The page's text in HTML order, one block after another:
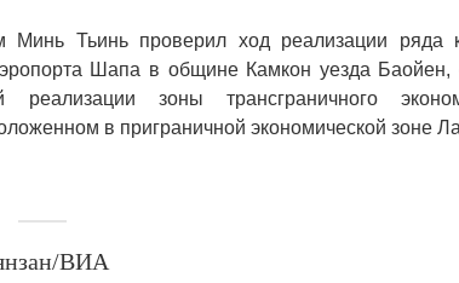
Тьинь проверил ход реализации ряда
Шапа в общине Камкон уезда Баойен,
зоны трансграничного
в приграничной экономической зоне
ВИА